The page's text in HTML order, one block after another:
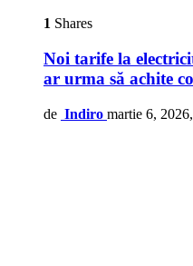
1 Shares
Noi tarife la
ar urma să achite
de Indiro martie 6,